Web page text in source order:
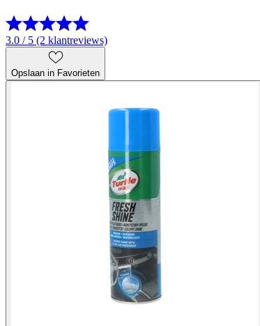
3.0 / 5 (2 klantreviews)
Opslaan in Favorieten